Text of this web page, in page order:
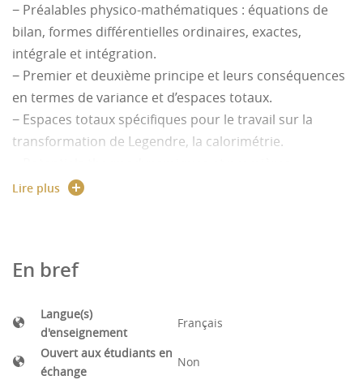
− Préalables physico-mathématiques : équations de
bilan, formes différentielles ordinaires, exactes,
intégrale et intégration.
− Premier et deuxième principe et leurs conséquences
en termes de variance et d’espaces totaux.
− Espaces totaux spécifiques pour le travail sur la
transformation de Legendre, la calorimétrie.
conséquences.
Lire plus
En bref
Langue(s)
d'enseignement
Français
Ouvert aux étudiants en
échange
Non